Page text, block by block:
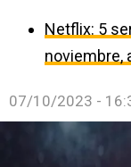
Netflix: 5
noviembre,
07/10/2023 -